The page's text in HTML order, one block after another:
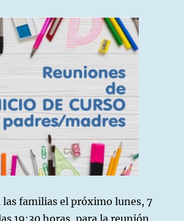
las familias el próximo lunes, 7
19:30 horas, para la reunión